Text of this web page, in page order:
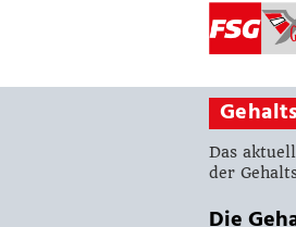
Das
der
Die